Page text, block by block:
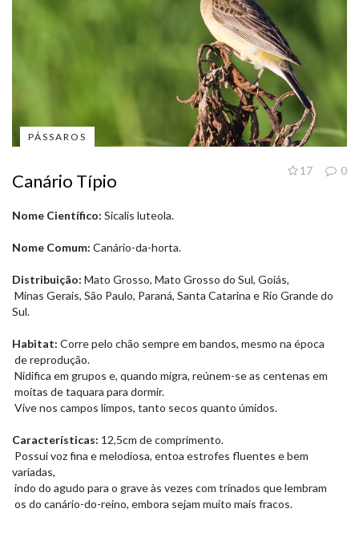
PÁSSAROS
0
17
Canário Típio
Nome Científico: Sicalis luteola.
Nome Comum: Canário-da-horta.
Distribuição: Mato Grosso, Mato Grosso do Sul, Goiás,
Minas Gerais, São Paulo, Paraná, Santa Catarina e Rio Grande do
Sul.
Habitat: Corre pelo chão sempre em bandos, mesmo na época
de reprodução.
Nidifica em grupos e, quando migra, reúnem-se as centenas em
moitas de taquara para dormir.
Vive nos campos limpos, tanto secos quanto úmidos.
Características: 12,5cm de comprimento.
Possui voz fina e melodiosa, entoa estrofes fluentes e bem
variadas,
indo do agudo para o grave às vezes com trinados que lembram
os do canário-do-reino, embora sejam muito mais fracos.